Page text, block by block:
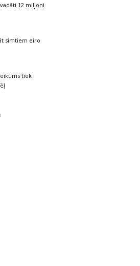
12 miljoni
simtiem eiro
tiek